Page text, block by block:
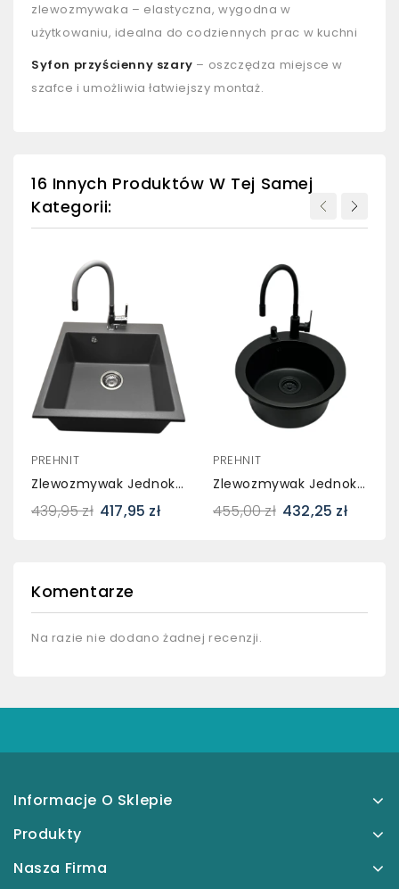
zlewozmywaka – elastyczna, wygodna w
użytkowaniu, idealna do codziennych prac w kuchni
Syfon przyścienny szary – oszczędza miejsce w
szafce i umożliwia łatwiejszy montaż.
16 Innych Produktów W Tej Samej
Kategorii:
PREHNIT
Zlewozmywak Jednokomorowy FORTINA Szary + Bateria LAVO Szara
439,95 zł 417,95 zł
PREHNIT
Zlewozmywak Jednokomorowy VIVA Czarny + Bateria Flex Czarna + Dozownik + Czarny Syfon
455,00 zł 432,25 zł
Komentarze
Na razie nie dodano żadnej recenzji.
Informacje O Sklepie
Produkty
Nasza Firma